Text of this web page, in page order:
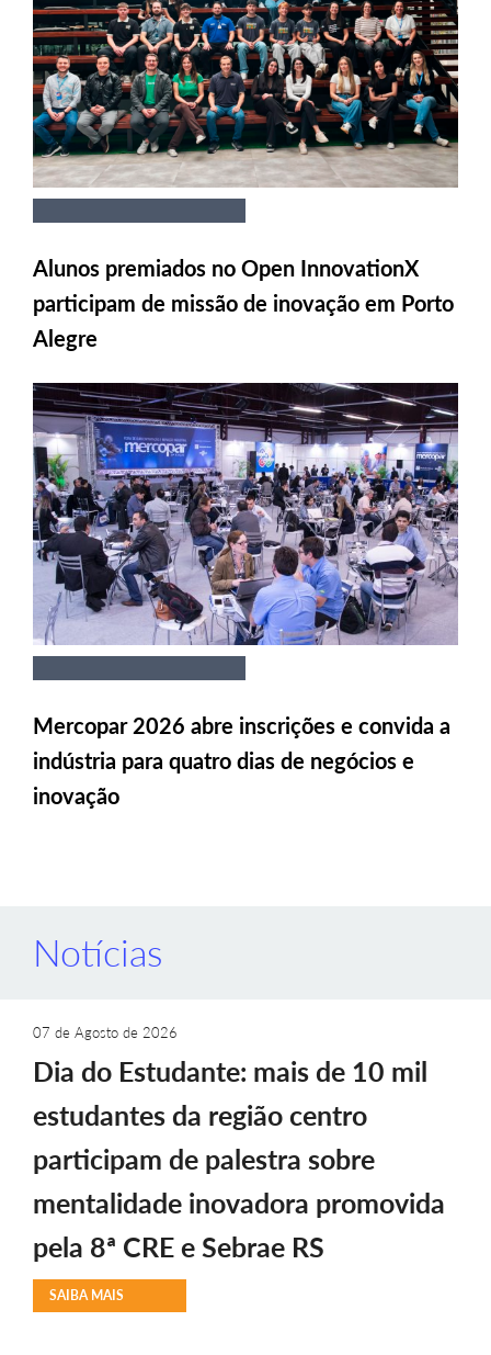
Alunos premiados no Open InnovationX
participam de missão de inovação em Porto
Alegre
Mercopar 2026 abre inscrições e convida a
indústria para quatro dias de negócios e
inovação
Notícias
07 de Agosto de 2026
Dia do Estudante: mais de 10 mil
estudantes da região centro
participam de palestra sobre
mentalidade inovadora promovida
pela 8ª CRE e Sebrae RS
SAIBA MAIS